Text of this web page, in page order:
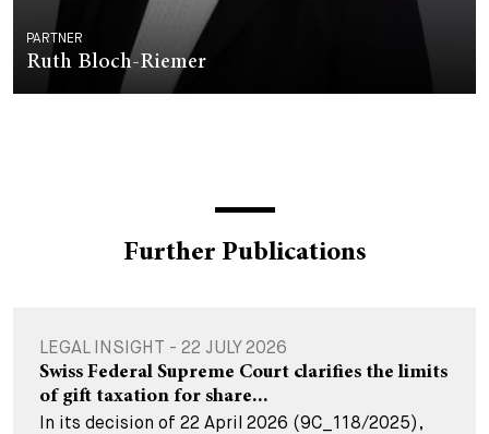
PARTNER
Ruth Bloch-Riemer
Further Publications
LEGAL INSIGHT - 22 JULY 2026
Swiss Federal Supreme Court clarifies the limits
of gift taxation for share...
In its decision of 22 April 2026 (9C_118/2025),